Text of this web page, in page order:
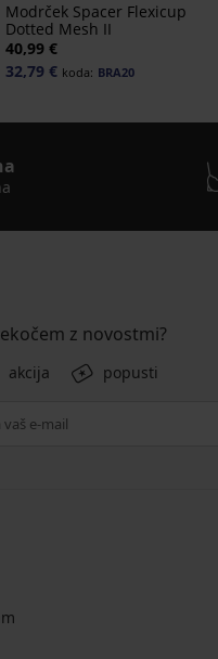
Modrček Spacer Flexicup
Dotted Mesh II
40,99 €
32,79 € koda: BRA20
z novostmi?
akcija popusti